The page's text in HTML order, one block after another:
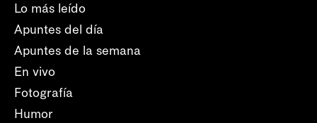
Lo más leído
Apuntes del día
Apuntes de la semana
En vivo
Fotografía
Humor